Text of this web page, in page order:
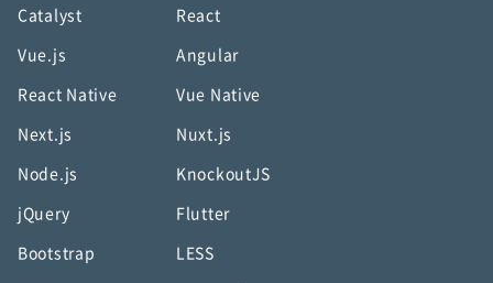
Catalyst React
Vue.js Angular
React Native Vue Native
Next.js Nuxt.js
Node.js KnockoutJS
jQuery Flutter
Bootstrap LESS